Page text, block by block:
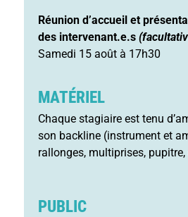
Réunion d’accueil et
des intervenant.e.s
Samedi 15 août à 17h30
MATÉRIEL
Chaque stagiaire est tenu
son backline (instrument et
rallonges, multiprises, pupitre,
PUBLIC